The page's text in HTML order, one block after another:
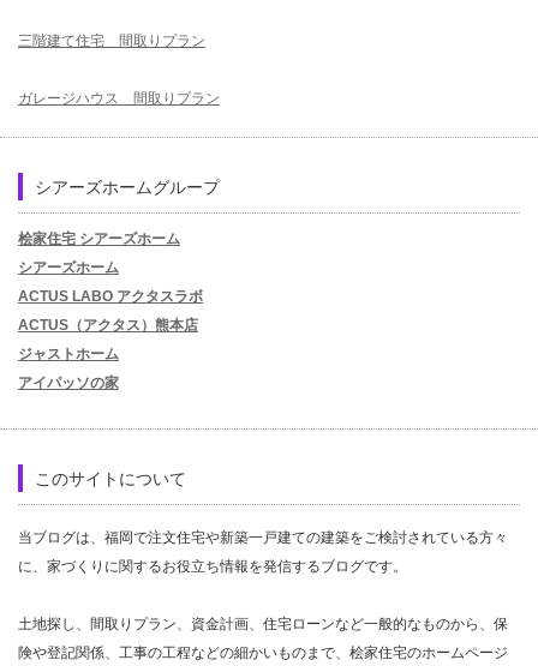
三階建て住宅 間取りプラン
ガレージハウス 間取りプラン
シアーズホームグループ
桧家住宅 シアーズホーム
シアーズホーム
ACTUS LABO アクタスラボ
ACTUS（アクタス）熊本店
ジャストホーム
アイパッソの家
このサイトについて
当ブログは、福岡で注文住宅や新築一戸建ての建築をご検討されている方々
に、家づくりに関するお役立ち情報を発信するブログです。
土地探し、間取りプラン、資金計画、住宅ローンなど一般的なものから、保
険や登記関係、工事の工程などの細かいものまで、桧家住宅のホームページ